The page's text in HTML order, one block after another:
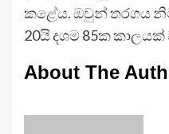
කළේය. ඔවුන් තරගය
20යි දශම 85ක
About The